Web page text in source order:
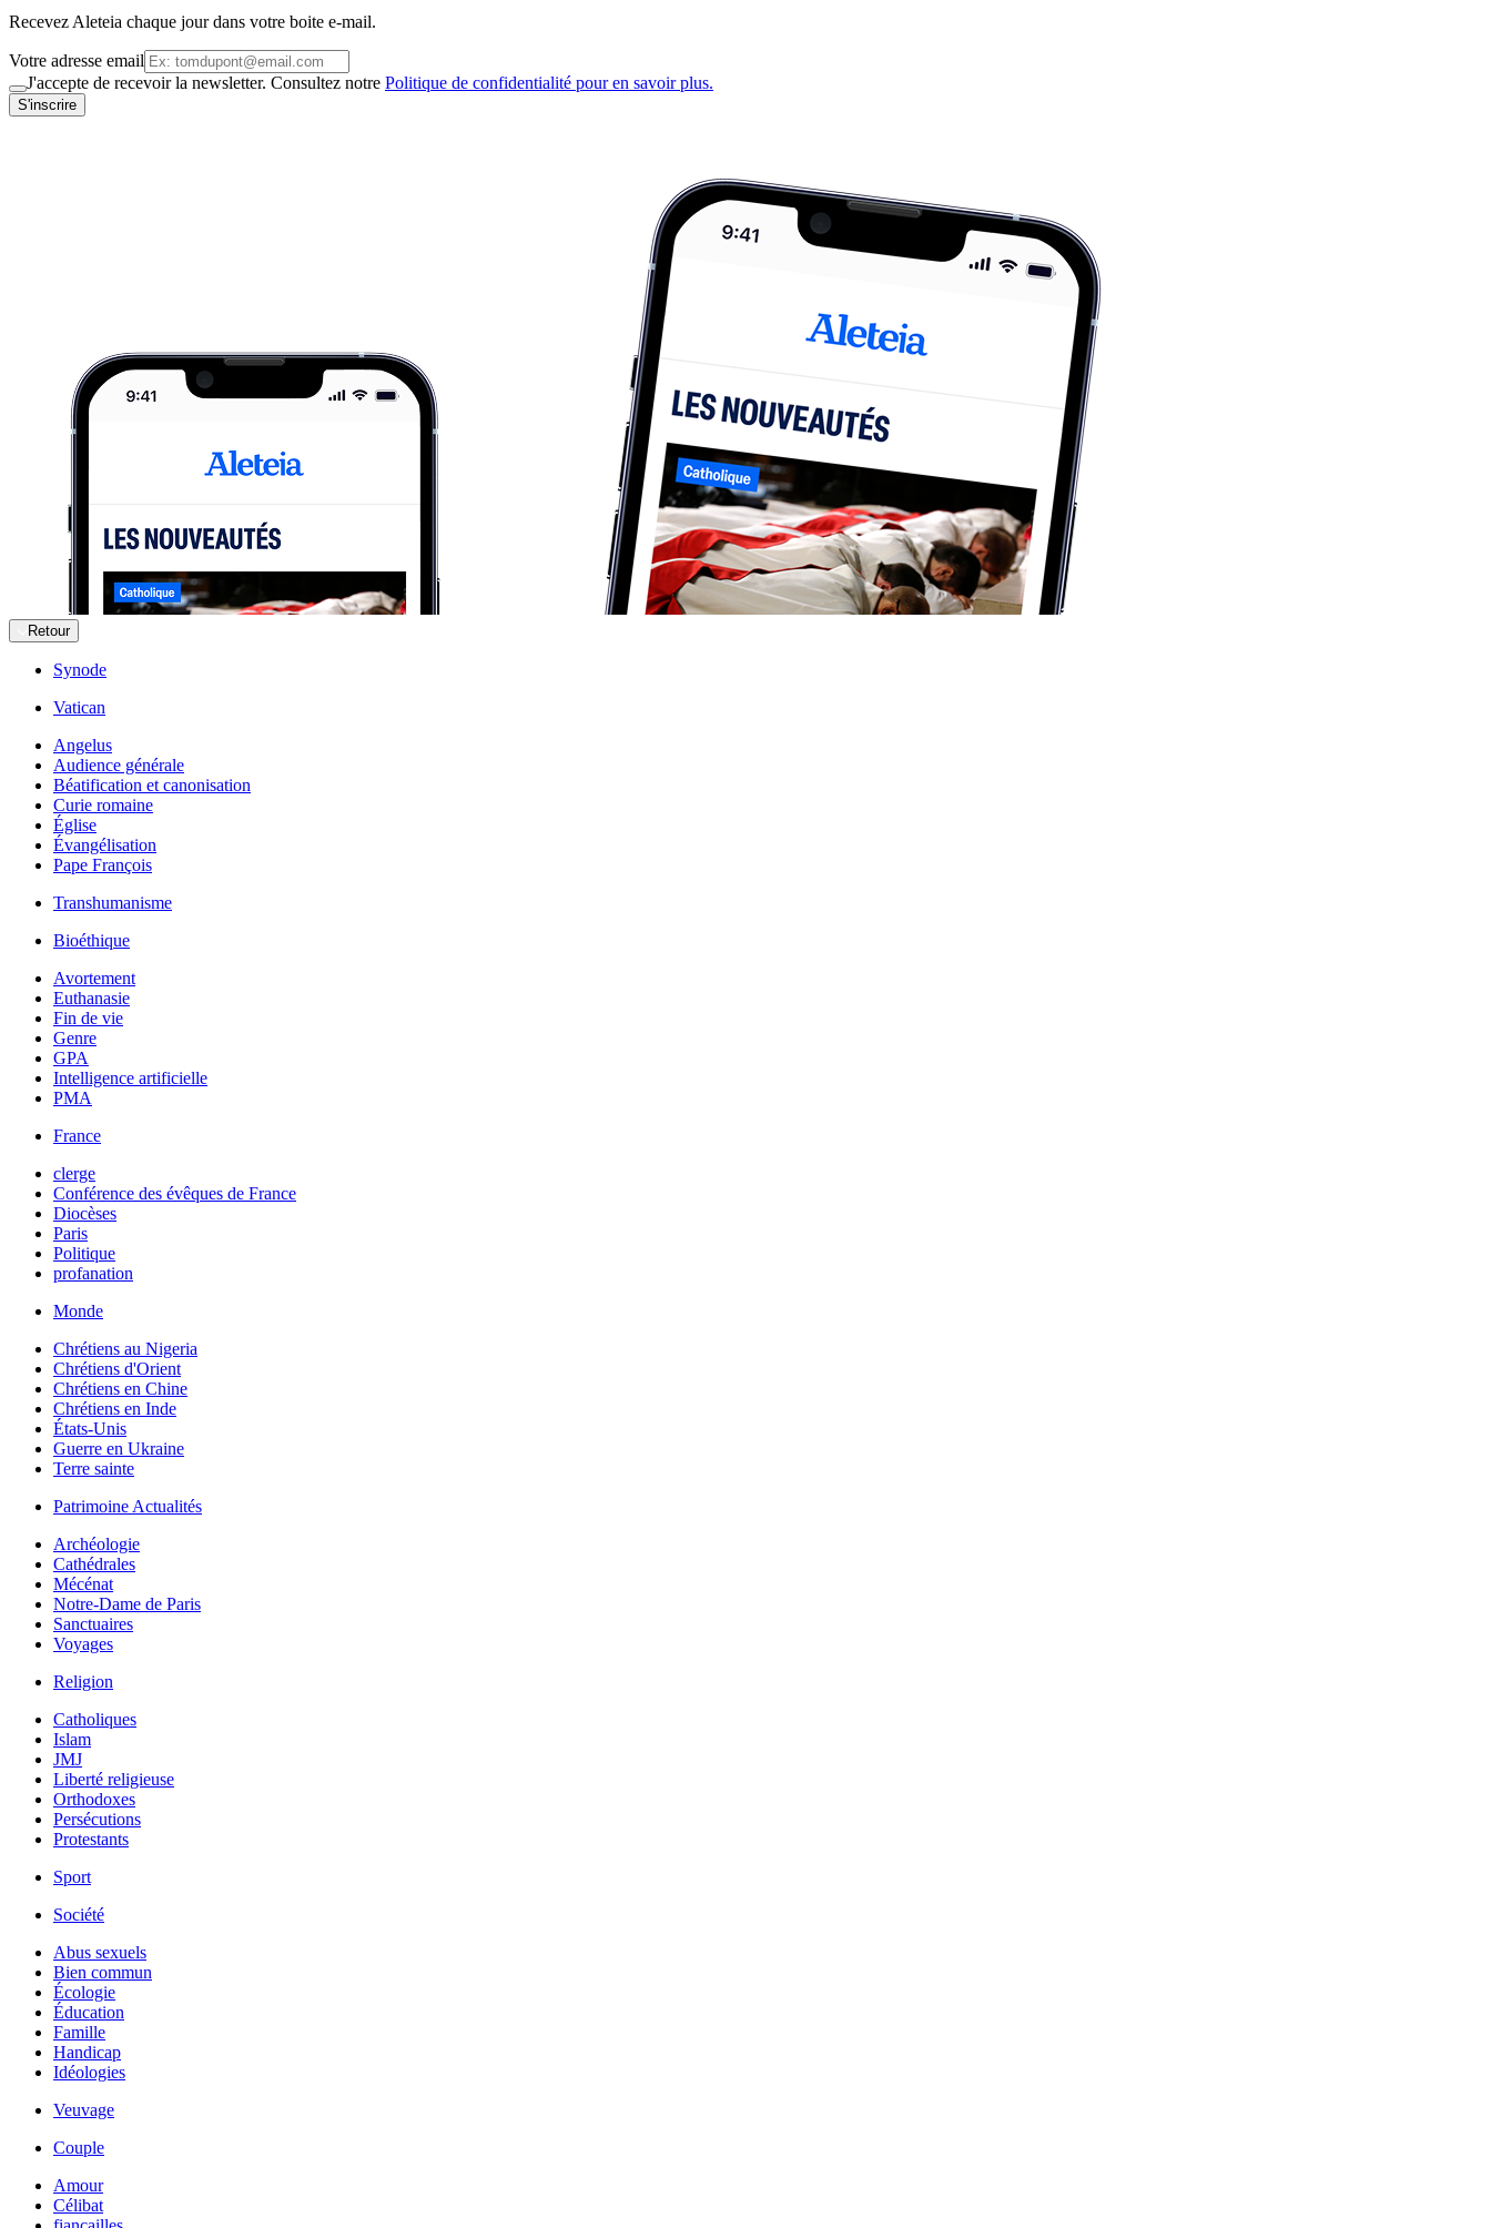
Recevez Aleteia chaque jour dans votre boite e-mail.
Votre adresse email
J'accepte de recevoir la newsletter. Consultez notre Politique de confidentialité pour en savoir plus.
S'inscrire
Retour
Synode
Vatican
Angelus
Audience générale
Béatification et canonisation
Curie romaine
Église
Évangélisation
Pape François
Transhumanisme
Bioéthique
Avortement
Euthanasie
Fin de vie
Genre
GPA
Intelligence artificielle
PMA
France
clerge
Conférence des évêques de France
Diocèses
Paris
Politique
profanation
Monde
Chrétiens au Nigeria
Chrétiens d'Orient
Chrétiens en Chine
Chrétiens en Inde
États-Unis
Guerre en Ukraine
Terre sainte
Patrimoine Actualités
Archéologie
Cathédrales
Mécénat
Notre-Dame de Paris
Sanctuaires
Voyages
Religion
Catholiques
Islam
JMJ
Liberté religieuse
Orthodoxes
Persécutions
Protestants
Sport
Société
Abus sexuels
Bien commun
Écologie
Éducation
Famille
Handicap
Idéologies
Veuvage
Couple
Amour
Célibat